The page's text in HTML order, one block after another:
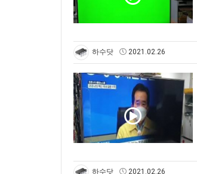
하수닷 2021.02.26
하수닷 2021.02.26